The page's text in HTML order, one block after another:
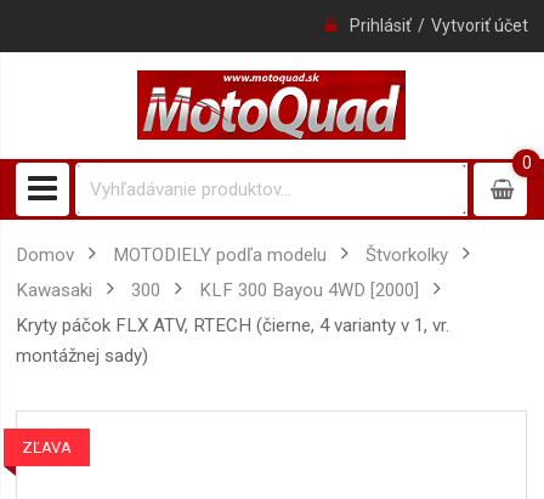
Prihlásiť Vytvoriť účet
0
0item
Domov MOTODIELY podľa modelu
Štvorkolky
Kawasaki
300
KLF 300 Bayou 4WD [2000]
kryty páčok FLX ATV, RTECH (čierne, 4 varianty v 1, vr.
montážnej sady)
ZĽAVA